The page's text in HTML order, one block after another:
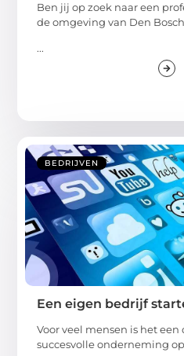
Ben jij op zoek naar een
de omgeving van Den
...
BEDRIJVEN
Een eigen bedrijf
Voor veel mensen is het
succesvolle onderneming